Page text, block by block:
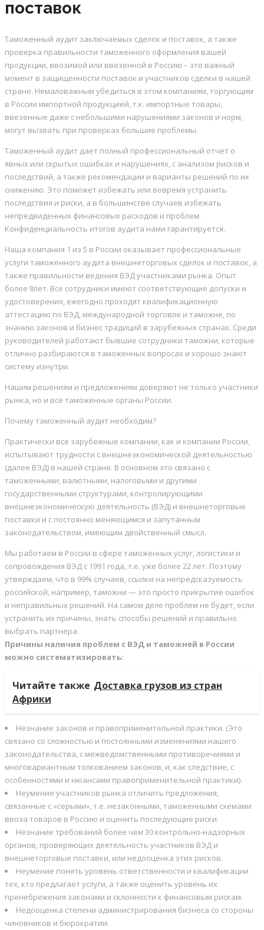
поставок
Таможенный аудит заключаемых сделок и поставок, а также
проверка правильности таможенного оформления вашей
продукции, ввозимой или ввезенной в Россию – это важный
момент в защищенности поставок и участников сделки в нашей
стране. Немаловажным убедиться в этом компаниям, торгующим
в России импортной продукцией, т.к. импортные товары,
ввезенные даже с небольшими нарушениями законов и норм,
могут вызвать при проверках большие проблемы.
Таможенный аудит дает полный профессиональный отчет о
явных или скрытых ошибках и нарушениях, с анализом рисков и
последствий, а также рекомендации и варианты решений по их
снижению. Это поможет избежать или вовремя устранить
последствия и риски, а в большинстве случаев избежать
непредвиденных финансовых расходов и проблем.
Конфиденциальность итогов аудита нами гарантируется.
Наша компания 1 из 5 в России оказывает профессиональные
услуги таможенного аудита внешнеторговых сделок и поставок, а
также правильности ведения ВЭД участниками рынка. Опыт
более 8лет. Все сотрудники имеют соответствующие допуски и
удостоверения, ежегодно проходят квалификационную
аттестацию по ВЭД, международной торговле и таможне, по
знанию законов и бизнес традиций в зарубежных странах. Среди
руководителей работают бывшие сотрудники таможни, которые
отлично разбираются в таможенных вопросах и хорошо знают
систему изнутри.
Нашим решениям и предложениям доверяют не только участники
рынка, но и все таможенные органы России.
Почему таможенный аудит необходим?
Практически все зарубежные компании, как и компании России,
испытывают трудности с внешнеэкономической деятельностью
(далее ВЭД) в нашей стране. В основном это связано с
таможенными, валютными, налоговыми и другими
государственными структурами, контролирующими
внешнеэкономическую деятельность (ВЭД) и внешнеторговые
поставки и с постоянно меняющимся и запутанным
законодательством, имеющим двойственный смысл.
Мы работаем в России в сфере таможенных услуг, логистики и
сопровождения ВЭД с 1991 года, т.е. уже более 22 лет. Поэтому
утверждаем, что в 99% случаев, ссылки на непредсказуемость
российской, например, таможни — это просто прикрытие ошибок
и неправильных решений. На самом деле проблем не будет, если
устранить их причины, знать способы решений и правильно
выбрать партнера.
Причины наличия проблем с ВЭД и таможней в России
можно систематизировать:
Читайте также Доставка грузов из стран
Африки
Незнание законов и правоприменительной практики. (Это
связано со сложностью и постоянными изменениями нашего
законодательства, с межведомственными противоречиями и
многовариантным толкованием законов, и, как следствие, с
особенностями и нюансами правоприменительной практики).
Неумение участников рынка отличить предложения,
связанные с «серыми», т.е. незаконными, таможенными схемами
ввоза товаров в Россию и оценить последующие риски.
Незнание требований более чем 30 контрольно-надзорных
органов, проверяющих деятельность участников ВЭД и
внешнеторговые поставки, или недооценка этих рисков.
Неумение понять уровень ответственности и квалификации
тех, кто предлагает услуги, а также оценить уровень их
пренебрежения законами и склонности к финансовым рискам.
Недооценка степени администрирования бизнеса со стороны
чиновников и бюрократии.